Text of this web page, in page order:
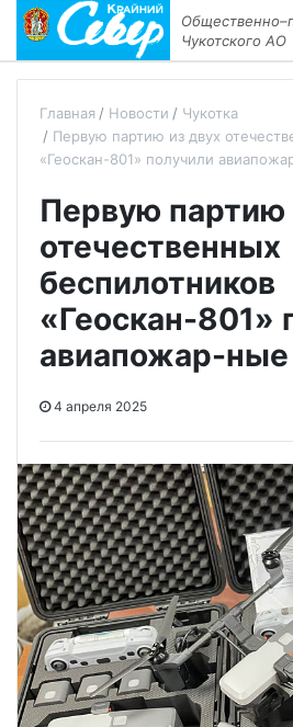
Чукотского АО
Главная Новости
Чукотка
Первую партию из двух
«Геоскан-801» получили
Первую партию
отечественных
беспилотников
«Геоскан-801»
авиапожар-ные
4 апреля 2025